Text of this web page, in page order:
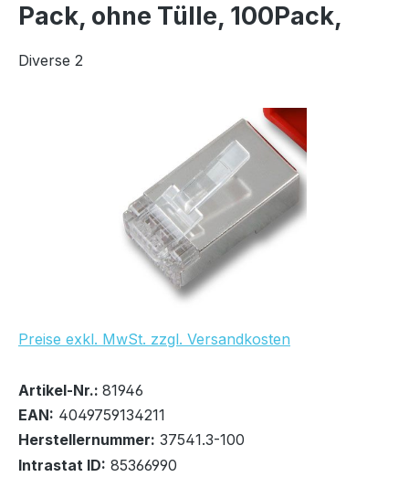
Pack, ohne Tülle, 100Pack,
Diverse 2
UVP Netto: 21,91 €
Preise exkl. MwSt. zzgl. Versandkosten
Bestand:0x
Nicht Lagernd
Artikel-Nr.: 81946
EAN: 4049759134211
Herstellernummer: 37541.3-100
Intrastat ID: 85366990